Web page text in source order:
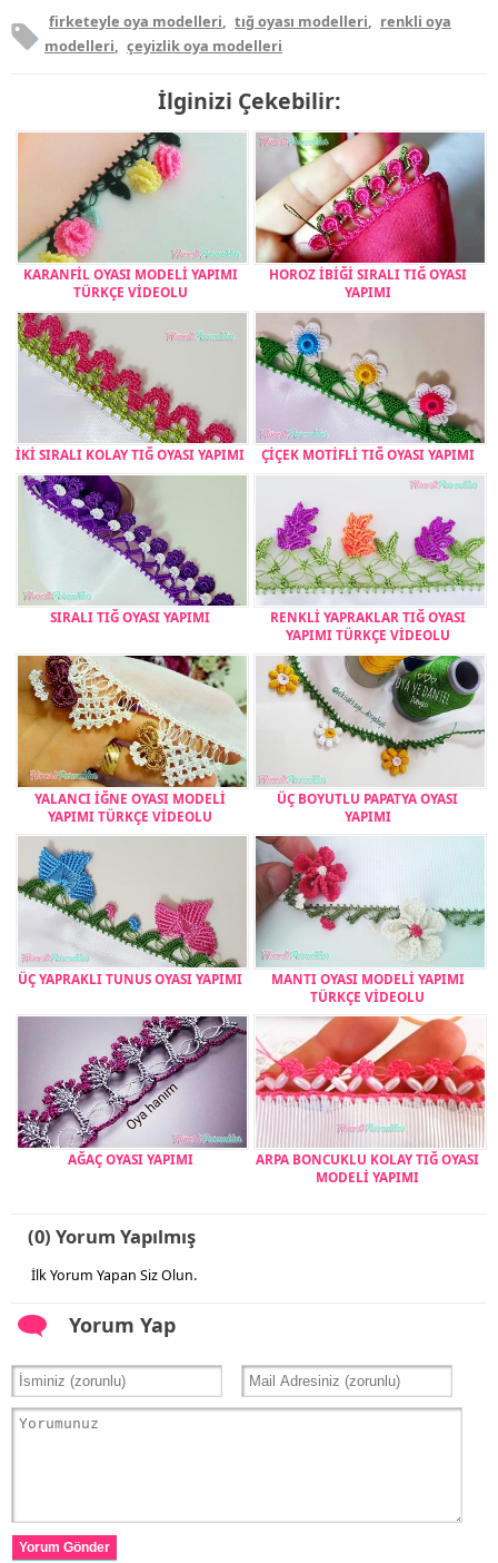
firketeyle oya modelleri, tığ oyası modelleri, renkli oya
modelleri, çeyizlik oya modelleri
İlginizi Çekebilir:
KARANFİL OYASI MODELİ YAPIMI
TÜRKÇE VİDEOLU
HOROZ İBİĞİ SIRALI TIĞ OYASI
YAPIMI
İKİ SIRALI KOLAY TIĞ OYASI YAPIMI ÇİÇEK MOTİFLİ TIĞ OYASI YAPIMI
SIRALI TIĞ OYASI YAPIMI
RENKLİ YAPRAKLAR TIĞ OYASI
YAPIMI TÜRKÇE VİDEOLU
YALANCI İĞNE OYASI MODELİ
YAPIMI TÜRKÇE VİDEOLU
ÜÇ BOYUTLU PAPATYA OYASI
YAPIMI
ÜÇ YAPRAKLI TUNUS OYASI YAPIMI
MANTI OYASI MODELİ YAPIMI
TÜRKÇE VİDEOLU
AĞAÇ OYASI YAPIMI
ARPA BONCUKLU KOLAY TIĞ OYASI
MODELİ YAPIMI
(0) Yorum Yapılmış
İlk Yorum Yapan Siz Olun.
Yorum Yap
Yorum Gönder